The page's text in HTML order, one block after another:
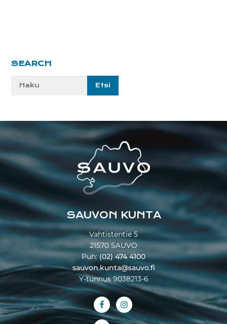
Ensisijainen
SEARCH
Etsi
Footer
SAUVON KUNTA
Vahtistentie 5
21570 SAUVO
Puh:(02) 474 4100
sauvon.kunta@sauvo.fi
Y-tunnus 9038213-6